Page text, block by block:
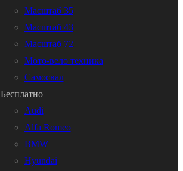
Масштаб 35
Масштаб 43
Масштаб 72
Мото-вело техника
Самосвал
Бесплатно
Audi
Alfa Romeo
BMW
Hyundai